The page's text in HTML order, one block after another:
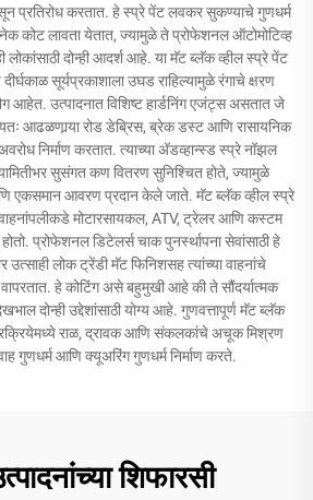
प्रतिरोध करतात. हे स्प्रे पेंट लवकर सुकण्याचे गुणधर्म
कोट लावता येतात, ज्यामुळे ते प्रोफेशनल ऑटोमोटिव्ह
लोकांसाठी दोन्ही आदर्श आहे. या मॅट ब्लॅक व्हील स्प्रे पेंट
सूर्यप्रकाशाला उघड राहिल्यामुळे रंगाचे क्षरण
आहेत. उत्पादनात विशिष्ट हार्डनिंग एजंट्स असतात जे
आढळणार्‍या रोड डेब्रिस, ब्रेक डस्ट आणि रासायनिक
निर्माण करतात. त्याच्या अ‍ॅडव्हान्स्ड स्प्रे नॉझल
सुसंगत कण वितरण सुनिश्चित होते, ज्यामुळे
एकसमान आवरण प्रदान केले जाते. मॅट ब्लॅक व्हील स्प्रे
वाहनांपलीकडे मोटारसायकल, ATV, ट्रेलर आणि कस्टम
होतो. प्रोफेशनल डिटेलर्स चाक पुनर्स्थापना सेवांसाठी हे
उत्साही लोक ट्रेंडी मॅट फिनिशसह त्यांच्या वाहनांचे
हे कोटिंग असे बहुमुखी आहे की ते सौंदर्यात्मक
दोन्ही उद्देशांसाठी योग्य आहे. गुणवत्तापूर्ण मॅट ब्लॅक
राळ, द्रावक आणि संकलकांचे अचूक मिश्रण
गुणधर्म आणि क्यूअरिंग गुणधर्म निर्माण करते.
शिफारसी